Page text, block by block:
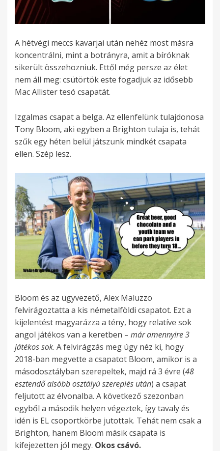
A hétvégi meccs kavarjai után nehéz most másra
koncentrálni, mint a botrányra, amit a bíróknak
sikerült összehozniuk. Ettől még persze az élet
nem áll meg: csütörtök este fogadjuk az idősebb
Mac Allister tesó csapatát.
Izgalmas csapat a belga. Az ellenfelünk tulajdonosa
Tony Bloom, aki egyben a Brighton tulaja is, tehát
szűk egy héten belül játszunk mindkét csapata
ellen. Szép lesz.
Bloom és az ügyvezető, Alex Maluzzo
felvirágoztatta a kis németalföldi csapatot. Ezt a
kijelentést magyarázza a tény, hogy relatíve sok
angol játékos van a keretben – már amennyire 3
játékos sok. A felvirágzás meg úgy néz ki, hogy
2018-ban megvette a csapatot Bloom, amikor is a
másodosztályban szerepeltek, majd rá 3 évre (48
esztendő alsóbb osztályú szereplés után) a csapat
feljutott az élvonalba. A következő szezonban
egyből a második helyen végeztek, így tavaly és
idén is EL csoportkörbe jutottak. Tehát nem csak a
Brighton, hanem Bloom másik csapata is
kifejezetten jól megy. Okos csávó.